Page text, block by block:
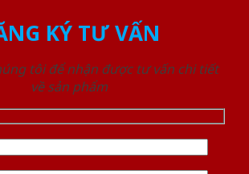
KÝ TƯ VẤN
tôi để nhận được tư vấn chi tiết
về sản phẩm